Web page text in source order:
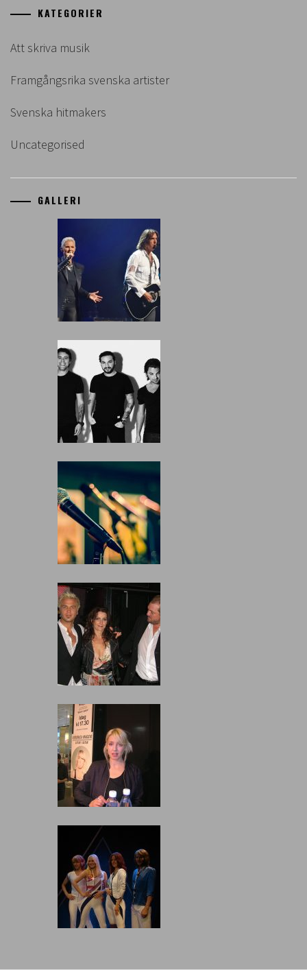
KATEGORIER
Att skriva musik
Framgångsrika svenska artister
Svenska hitmakers
Uncategorised
GALLERI